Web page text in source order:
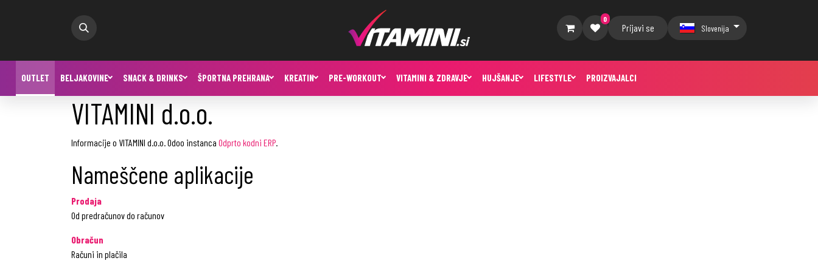
0
Prijavi se Slovenija
OUTLET BELJAKOVINE SNACK & DRINKS ŠPORTNA PREHRANA KREATIN PRE-WORKOUT VITAMINI & ZDRAVJE HUJŠANJE LIFESTYLE PROIZVAJALCI
VITAMINI d.o.o.
Informacije o VITAMINI d.o.o. Odoo instanca Odprto kodni ERP.
Nameščene aplikacije
Prodaja
Od predračunov do računov
Obračun
Računi in plačila